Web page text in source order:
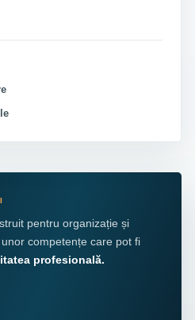
pentru organizație și
competențe care pot fi
profesională.